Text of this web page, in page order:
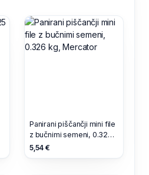
Panirani piščančji mini file
z bučnimi semeni, 0.326
kg, Mercator
5,54 €